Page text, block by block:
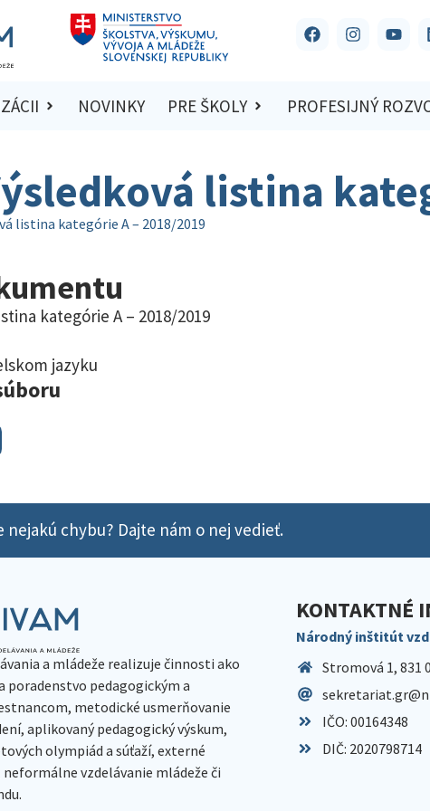
NOVINKY PRE ŠKOLY PROFESIJNÝ
listina
listina kategórie A – 2018/2019
kategórie A – 2018/2019
jazyku
nejakú chybu? Dajte nám o nej vedieť.
a mládeže realizuje činnosti ako
poradenstvo pedagogickým a
metodické usmerňovanie
aplikovaný pedagogický výskum,
olympiád a súťaží, externé
vzdelávanie mládeže či
KONTAKTNÉ
Národný inštitút
Stromová 1, 831
IČO: 00164348
DIČ: 2020798714